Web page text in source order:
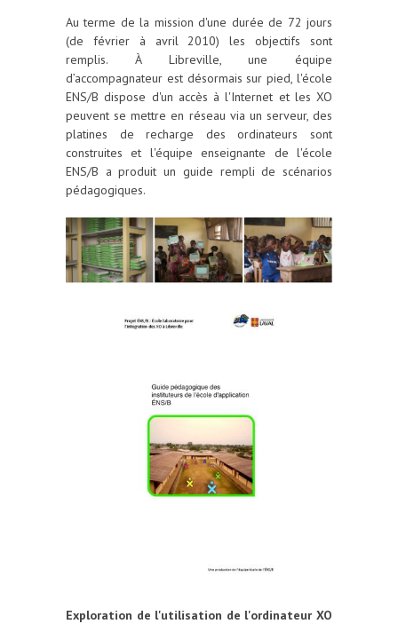
Au terme de la mission d'une durée de 72 jours
(de février à avril 2010) les objectifs sont
remplis. À Libreville, une équipe
d’accompagnateur est désormais sur pied, l'école
ENS/B dispose d'un accès à l'Internet et les XO
peuvent se mettre en réseau via un serveur, des
platines de recharge des ordinateurs sont
construites et l'équipe enseignante de l'école
ENS/B a produit un guide rempli de scénarios
pédagogiques.
Exploration de l'utilisation de l'ordinateur XO